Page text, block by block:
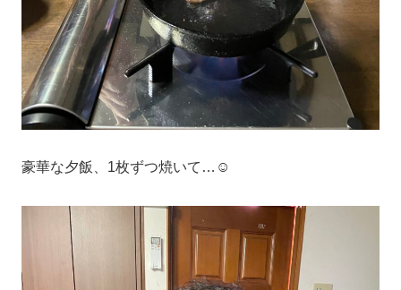
豪華な夕飯、1枚ずつ焼いて…☺️